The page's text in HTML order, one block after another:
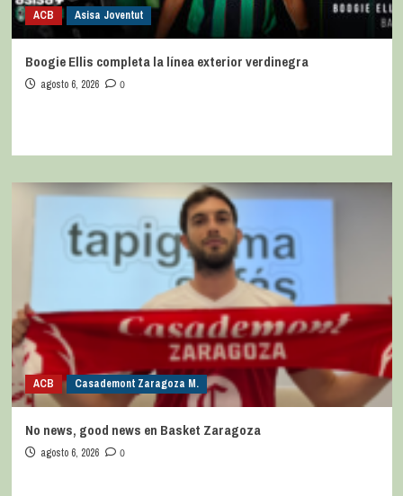
ACB Asisa Joventut
Boogie Ellis completa la línea exterior verdinegra
agosto 6, 2026 0
ACB Casademont Zaragoza M.
No news, good news en Basket Zaragoza
agosto 6, 2026 0